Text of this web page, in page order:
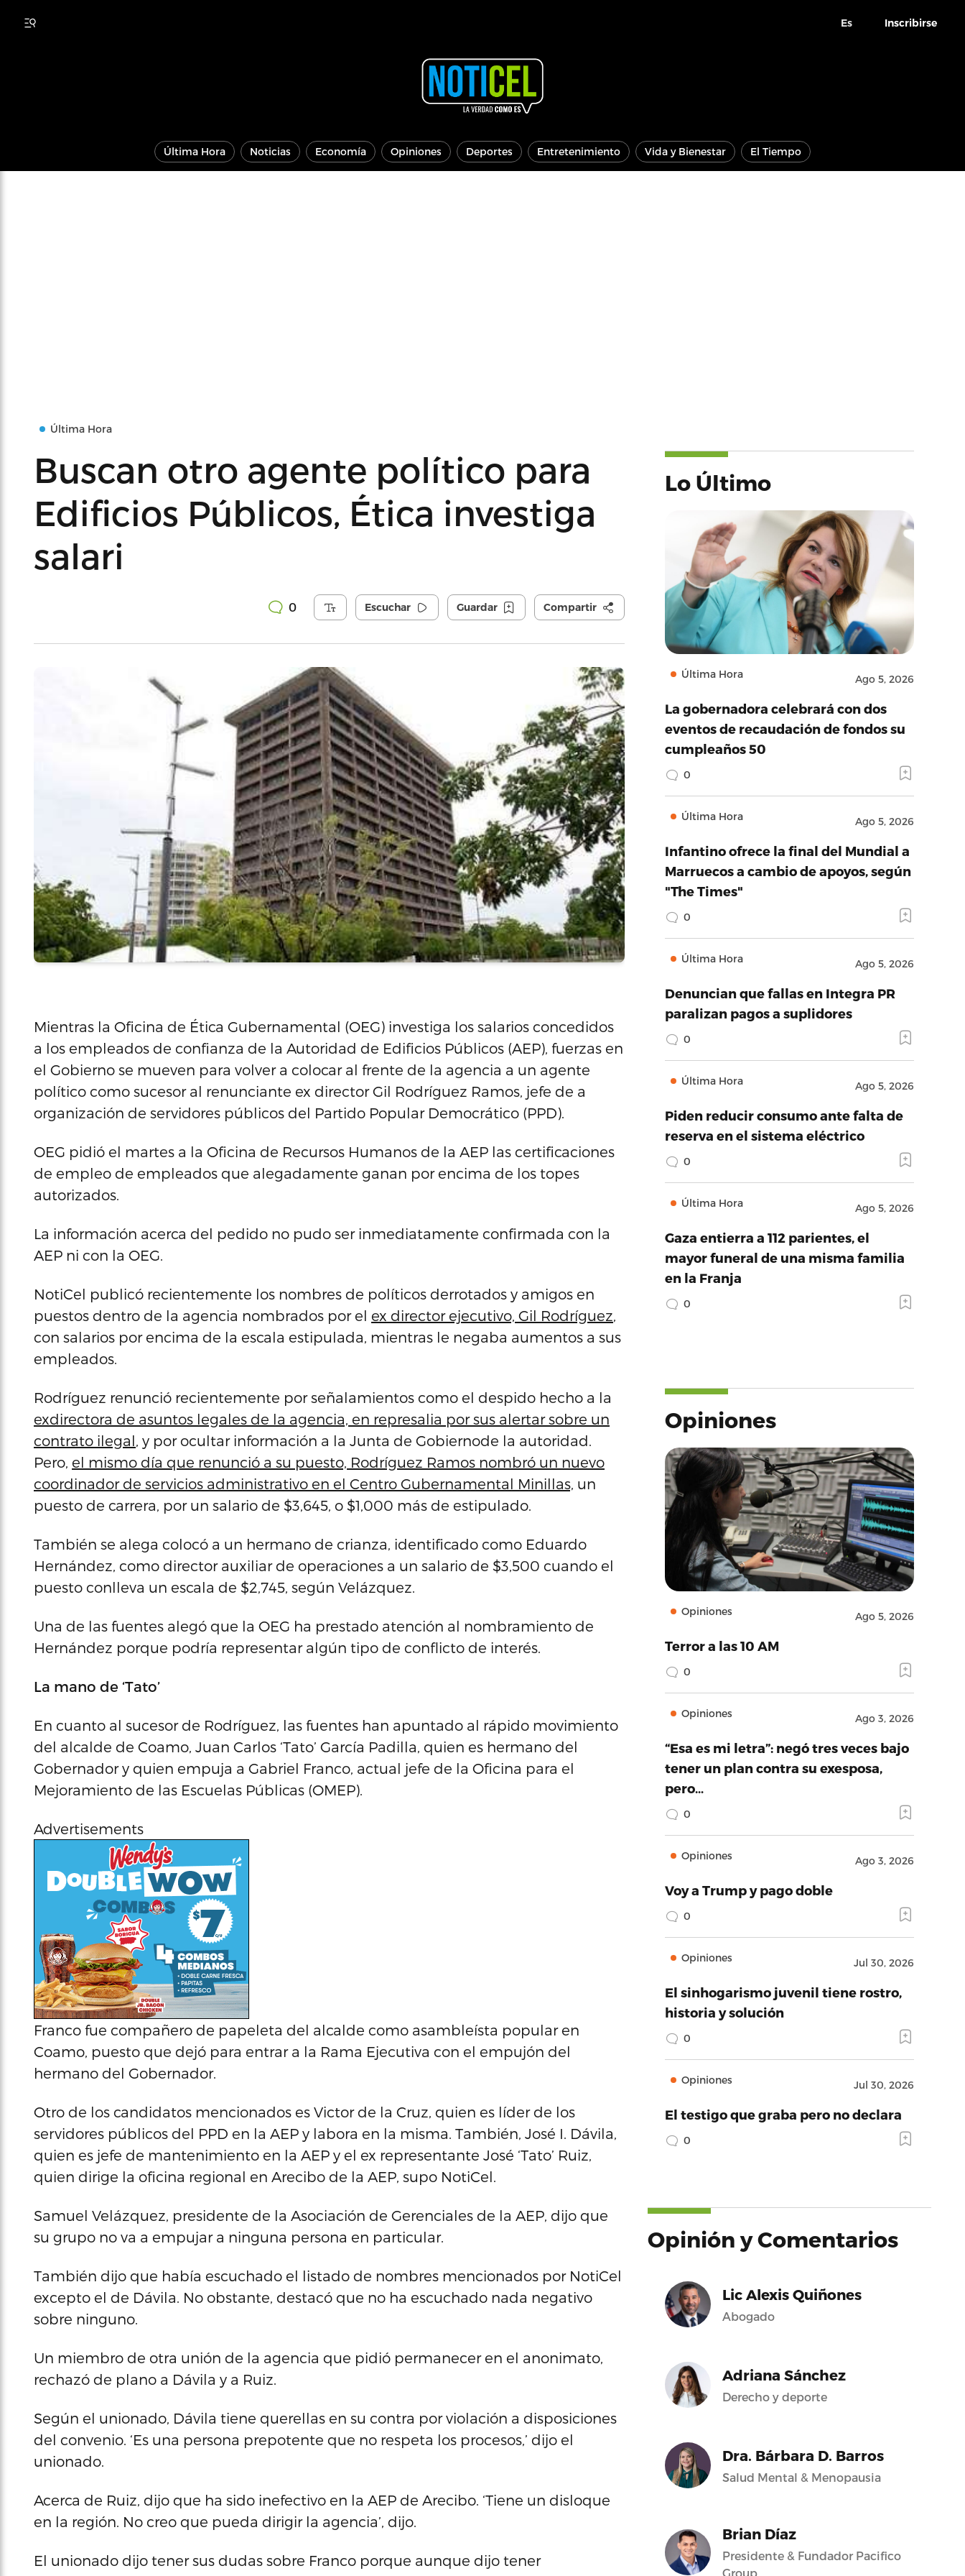
Es Inscribirse
Última Hora Noticias Economía Opiniones Deportes Entretenimiento Vida y Bienestar El Tiempo
Última Hora
Buscan otro agente político para
Edificios Públicos, Ética investiga
salari
0 Escuchar Guardar Compartir
Mientras la Oficina de Ética Gubernamental (OEG) investiga los salarios concedidos
a los empleados de confianza de la Autoridad de Edificios Públicos (AEP), fuerzas en
el Gobierno se mueven para volver a colocar al frente de la agencia a un agente
político como sucesor al renunciante ex director Gil Rodríguez Ramos, jefe de a
organización de servidores públicos del Partido Popular Democrático (PPD).
OEG pidió el martes a la Oficina de Recursos Humanos de la AEP las certificaciones
de empleo de empleados que alegadamente ganan por encima de los topes
autorizados.
La información acerca del pedido no pudo ser inmediatamente confirmada con la
AEP ni con la OEG.
NotiCel publicó recientemente los nombres de políticos derrotados y amigos en
puestos dentro de la agencia nombrados por el ex director ejecutivo, Gil Rodríguez,
con salarios por encima de la escala estipulada, mientras le negaba aumentos a sus
empleados.
Rodríguez renunció recientemente por señalamientos como el despido hecho a la
exdirectora de asuntos legales de la agencia, en represalia por sus alertar sobre un
contrato ilegal, y por ocultar información a la Junta de Gobiernode la autoridad.
Pero, el mismo día que renunció a su puesto, Rodríguez Ramos nombró un nuevo
coordinador de servicios administrativo en el Centro Gubernamental Minillas, un
puesto de carrera, por un salario de $3,645, o $1,000 más de estipulado.
También se alega colocó a un hermano de crianza, identificado como Eduardo
Hernández, como director auxiliar de operaciones a un salario de $3,500 cuando el
puesto conlleva un escala de $2,745, según Velázquez.
Una de las fuentes alegó que la OEG ha prestado atención al nombramiento de
Hernández porque podría representar algún tipo de conflicto de interés.
La mano de ‘Tato’
En cuanto al sucesor de Rodríguez, las fuentes han apuntado al rápido movimiento
del alcalde de Coamo, Juan Carlos ‘Tato’ García Padilla, quien es hermano del
Gobernador y quien empuja a Gabriel Franco, actual jefe de la Oficina para el
Mejoramiento de las Escuelas Públicas (OMEP).
Advertisements
Franco fue compañero de papeleta del alcalde como asambleísta popular en
Coamo, puesto que dejó para entrar a la Rama Ejecutiva con el empujón del
hermano del Gobernador.
Otro de los candidatos mencionados es Victor de la Cruz, quien es líder de los
servidores públicos del PPD en la AEP y labora en la misma. También, José I. Dávila,
quien es jefe de mantenimiento en la AEP y el ex representante José ‘Tato’ Ruiz,
quien dirige la oficina regional en Arecibo de la AEP, supo NotiCel.
Samuel Velázquez, presidente de la Asociación de Gerenciales de la AEP, dijo que
su grupo no va a empujar a ninguna persona en particular.
También dijo que había escuchado el listado de nombres mencionados por NotiCel
excepto el de Dávila. No obstante, destacó que no ha escuchado nada negativo
sobre ninguno.
Un miembro de otra unión de la agencia que pidió permanecer en el anonimato,
rechazó de plano a Dávila y a Ruiz.
Según el unionado, Dávila tiene querellas en su contra por violación a disposiciones
del convenio. ‘Es una persona prepotente que no respeta los procesos,’ dijo el
unionado.
Acerca de Ruiz, dijo que ha sido inefectivo en la AEP de Arecibo. ‘Tiene un disloque
en la región. No creo que pueda dirigir la agencia’, dijo.
El unionado dijo tener sus dudas sobre Franco porque aunque dijo tener
Lo Último
Última Hora Ago 5, 2026
La gobernadora celebrará con dos
eventos de recaudación de fondos su
cumpleaños 50
0
Última Hora Ago 5, 2026
Infantino ofrece la final del Mundial a
Marruecos a cambio de apoyos, según
"The Times"
0
Última Hora Ago 5, 2026
Denuncian que fallas en Integra PR
paralizan pagos a suplidores
0
Última Hora Ago 5, 2026
Piden reducir consumo ante falta de
reserva en el sistema eléctrico
0
Última Hora Ago 5, 2026
Gaza entierra a 112 parientes, el
mayor funeral de una misma familia
en la Franja
0
Opiniones
Opiniones Ago 5, 2026
Terror a las 10 AM
0
Opiniones Ago 3, 2026
“Esa es mi letra”: negó tres veces bajo
tener un plan contra su exesposa,
pero…
0
Opiniones Ago 3, 2026
Voy a Trump y pago doble
0
Opiniones Jul 30, 2026
El sinhogarismo juvenil tiene rostro,
historia y solución
0
Opiniones Jul 30, 2026
El testigo que graba pero no declara
0
Opinión y Comentarios
Lic Alexis Quiñones
Abogado
Adriana Sánchez
Derecho y deporte
Dra. Bárbara D. Barros
Salud Mental & Menopausia
Brian Díaz
Presidente & Fundador Pacifico
Group